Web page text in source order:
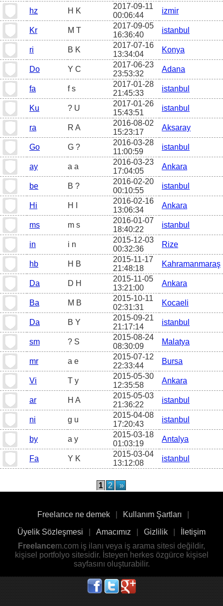
hz H K
2017-09-11
00:06:44
izmir
Kr M T
2017-09-05
16:36:40
istanbul
ri B K
2017-07-16
13:34:04
Konya
Do Y C
2017-06-23
23:53:32
Adana
fa f s
2017-01-28
21:45:33
istanbul
Ku ? U
2017-01-26
15:43:51
istanbul
ra R A
2016-08-02
15:23:17
Aksaray
Go G ?
2016-03-28
11:00:59
istanbul
ay a a
2016-03-23
17:04:05
Ankara
be B ?
2016-02-20
00:10:55
istanbul
Hi H I
2016-02-16
13:06:34
Ankara
ms m s
2016-01-07
18:40:22
istanbul
in i n
2015-12-03
00:32:36
Rize
hb H B
2015-11-17
21:48:18
Kahramanmaraş
Da D H
2015-11-05
13:21:00
Ankara
Ba M B
2015-10-11
02:31:31
Kocaeli
Da B Y
2015-09-21
21:17:14
istanbul
sm ? S
2015-08-24
08:30:09
Malatya
mr a e
2015-07-12
22:33:44
Bursa
Vi T y
2015-05-30
12:35:58
Ankara
ar H A
2015-05-03
21:36:22
istanbul
ni g u
2015-04-08
17:20:43
istanbul
by a y
2015-03-18
01:03:19
Antalya
Fa Y K
2015-03-04
13:12:08
istanbul
1 2 »
Freelance ne demek Kullanım Şartları
Üyelik Sözleşmesi Amacımız Gizlilik
İletişim
Freelancem.com iş ilanı veya iş arama sitesi değildir,
kişisel portfolyo sitesidir. İsteyen herkes özgürce kişisel
sayfasını oluşturabilir.